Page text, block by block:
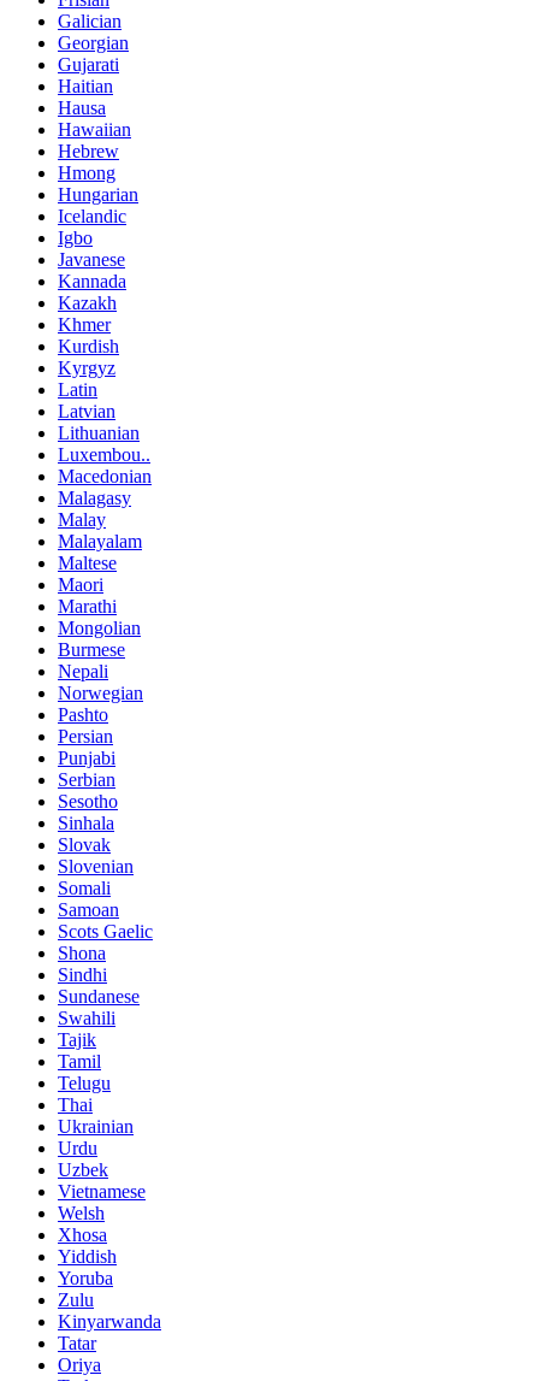
Galician
Georgian
Gujarati
Haitian
Hausa
Hawaiian
Hebrew
Hmong
Hungarian
Icelandic
Igbo
Javanese
Kannada
Kazakh
Khmer
Kurdish
Kyrgyz
Latin
Latvian
Lithuanian
Luxembou..
Macedonian
Malagasy
Malay
Malayalam
Maltese
Maori
Marathi
Mongolian
Burmese
Nepali
Norwegian
Pashto
Persian
Punjabi
Serbian
Sesotho
Sinhala
Slovak
Slovenian
Somali
Samoan
Scots Gaelic
Shona
Sindhi
Sundanese
Swahili
Tajik
Tamil
Telugu
Thai
Ukrainian
Urdu
Uzbek
Vietnamese
Welsh
Xhosa
Yiddish
Yoruba
Zulu
Kinyarwanda
Tatar
Oriya